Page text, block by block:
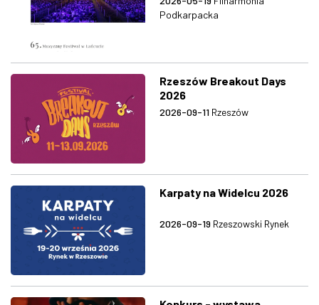
Podkarpacka
Rzeszów Breakout Days
2026
2026-09-11 Rzeszów
Karpaty na Widelcu 2026
2026-09-19 Rzeszowski Rynek